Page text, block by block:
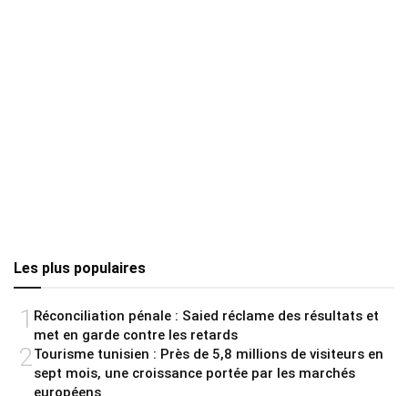
Les plus populaires
1 Réconciliation pénale : Saied réclame des résultats et
met en garde contre les retards
2 Tourisme tunisien : Près de 5,8 millions de visiteurs en
sept mois, une croissance portée par les marchés
européens